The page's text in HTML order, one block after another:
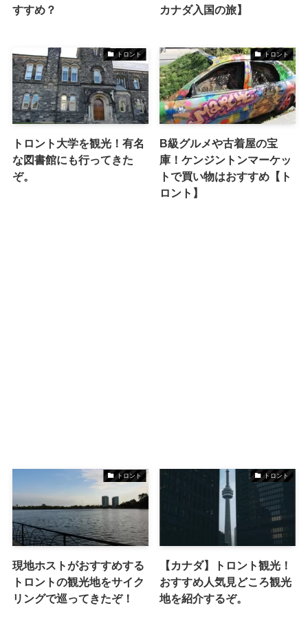
すすめ？
カナダ入国の旅】
トロント
トロント大学を観光！有名
な図書館にも行ってきた
ぞ。
トロント
B級グルメや古着屋の宝
庫！ケンジントンマーケッ
トで買い物はおすすめ【ト
ロント】
トロント
現地ホストがおすすめする
トロントの観光地をサイク
リングで巡ってきたぞ！
トロント
【カナダ】トロント観光！
おすすめ人気見どころ観光
地を紹介するぞ。